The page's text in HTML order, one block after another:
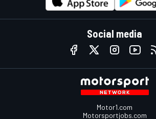
Social media
Motor1.com
Motorsportjobs.com